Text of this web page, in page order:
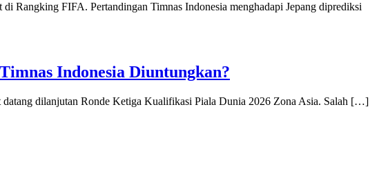
Rangking FIFA. Pertandingan Timnas Indonesia menghadapi Jepang diprediksi
Indonesia Diuntungkan?
dilanjutan Ronde Ketiga Kualifikasi Piala Dunia 2026 Zona Asia. Salah […]